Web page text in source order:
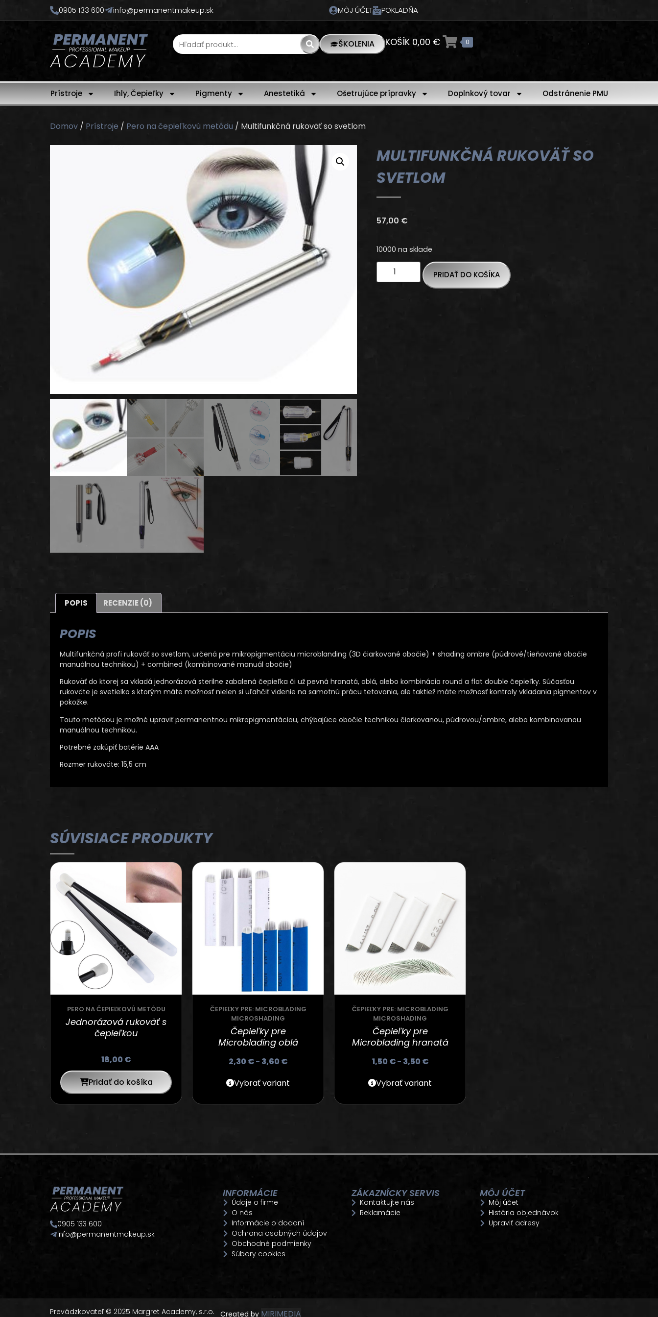
0905 133 600 info@permanentmakeup.sk MÔJ ÚČET POKLADŇA
ŠKOLENIA KOŠÍK 0,00 € 0
Prístroje Ihly, Čepieľky Pigmenty Anestetiká Ošetrujúce prípravky Doplnkový tovar Odstránenie PMU
Domov / Prístroje / Pero na čepieľkovú metódu / Multifunkčná rukoväť so svetlom
MULTIFUNKČNÁ RUKOVÄŤ SO
SVETLOM
57,00 €
10000 na sklade
PRIDAŤ DO KOŠÍKA
POPIS RECENZIE (0)
POPIS
Multifunkčná profi rukoväť so svetlom, určená pre mikropigmentáciu microblanding (3D čiarkované obočie) + shading ombre (púdrové/tieňované obočie
manuálnou technikou) + combined (kombinované manuál obočie)
Rukoväť do ktorej sa vkladá jednorázová sterilne zabalená čepieľka či už pevná hranatá, oblá, alebo kombinácia round a flat double čepieľky. Súčasťou
rukoväte je svetielko s ktorým máte možnosť nielen si uľahčiť videnie na samotnú prácu tetovania, ale taktiež máte možnosť kontroly vkladania pigmentov v
pokožke.
Touto metódou je možné upraviť permanentnou mikropigmentáciou, chýbajúce obočie technikou čiarkovanou, púdrovou/ombre, alebo kombinovanou
manuálnou technikou.
Potrebné zakúpiť batérie AAA
Rozmer rukoväte: 15,5 cm
SÚVISIACE PRODUKTY
PERO NA ČEPIEĽKOVÚ METÓDU
Jednorázová rukoväť s
čepieľkou
18,00€
Pridať do košíka
ČEPIEĽKY PRE: MICROBLADING
MICROSHADING
Čepieľky pre
Microblading oblá
2,30€- 3,60€
Vybrať variant
ČEPIEĽKY PRE: MICROBLADING
MICROSHADING
Čepieľky pre
Microblading hranatá
1,50€- 3,50€
Vybrať variant
0905 133 600
info@permanentmakeup.sk
INFORMÁCIE
Údaje o firme
O nás
Informácie o dodaní
Ochrana osobných údajov
Obchodné podmienky
Súbory cookies
ZÁKAZNÍCKY SERVIS
Kontaktujte nás
Reklamácie
MÔJ ÚČET
Môj účet
História objednávok
Upraviť adresy
Prevádzkovateľ © 2025 Margret Academy, s.r.o. Created by MIRIMEDIA